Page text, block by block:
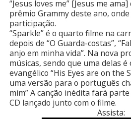
“Jesus loves me” [Jesus me
prêmio Grammy deste ano,
participação.
“Sparkle” é o quarto filme na
depois de “O Guarda-costas”,
anjo em minha vida”. Na nova
músicas, sendo que uma delas é
evangélico “His Eyes are on the
uma versão para o português
mim” A canção inédita fará
CD lançado junto com o filme.
Assista: